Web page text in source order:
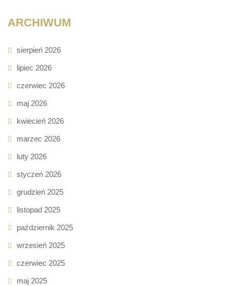
ARCHIWUM
sierpień 2026
lipiec 2026
czerwiec 2026
maj 2026
kwiecień 2026
marzec 2026
luty 2026
styczeń 2026
grudzień 2025
listopad 2025
październik 2025
wrzesień 2025
czerwiec 2025
maj 2025